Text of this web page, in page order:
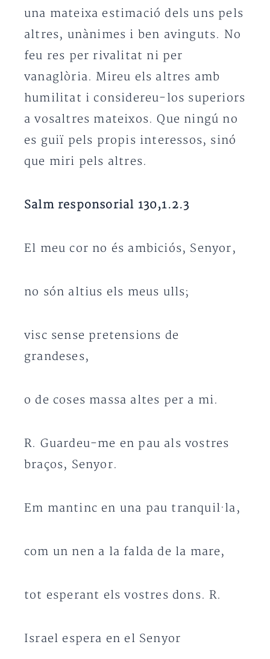
una mateixa estimació dels uns pels
altres, unànimes i ben avinguts. No
feu res per rivalitat ni per
vanaglòria. Mireu els altres amb
humilitat i considereu-los superiors
a vosaltres mateixos. Que ningú no
es guiï pels propis interessos, sinó
que miri pels altres.
Salm responsorial 130,1.2.3
El meu cor no és ambiciós, Senyor,
no són altius els meus ulls;
visc sense pretensions de
grandeses,
o de coses massa altes per a mi.
R. Guardeu-me en pau als vostres
braços, Senyor.
Em mantinc en una pau tranquil·la,
com un nen a la falda de la mare,
tot esperant els vostres dons. R.
Israel espera en el Senyor